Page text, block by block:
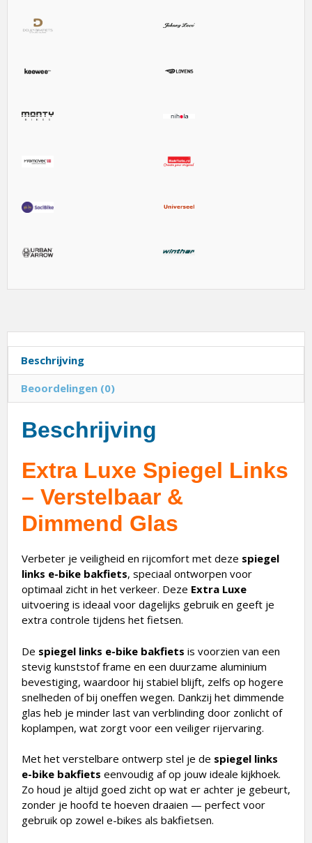
Beschrijving
Beoordelingen (0)
Beschrijving
Extra Luxe Spiegel Links
– Verstelbaar &
Dimmend Glas
Verbeter je veiligheid en rijcomfort met deze spiegel
links e-bike bakfiets, speciaal ontworpen voor
optimaal zicht in het verkeer. Deze Extra Luxe
uitvoering is ideaal voor dagelijks gebruik en geeft je
extra controle tijdens het fietsen.
De spiegel links e-bike bakfiets is voorzien van een
stevig kunststof frame en een duurzame aluminium
bevestiging, waardoor hij stabiel blijft, zelfs op hogere
snelheden of bij oneffen wegen. Dankzij het dimmende
glas heb je minder last van verblinding door zonlicht of
koplampen, wat zorgt voor een veiliger rijervaring.
Met het verstelbare ontwerp stel je de spiegel links
e-bike bakfiets eenvoudig af op jouw ideale kijkhoek.
Zo houd je altijd goed zicht op wat er achter je gebeurt,
zonder je hoofd te hoeven draaien — perfect voor
gebruik op zowel e-bikes als bakfietsen.